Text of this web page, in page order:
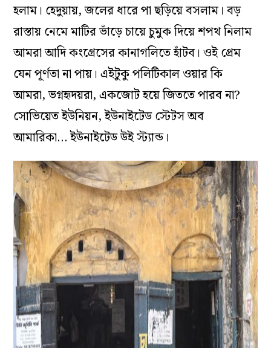
হলাম। হেদুয়ায়, জলের ধারে পা ছড়িয়ে বসলাম। বড়
রাস্তায় নেমে মাটির ভাঁড়ে চায়ে চুমুক দিয়ে শপথ নিলাম
আমরা আদি কংগ্রেসের কানাগলিতে হাঁটব। ওই প্রেম
যেন পূর্ণতা না পায়। এইটুকু পলিটিকাল ওয়ার কি
আমরা, ভগ্নহৃদয়রা, একজোট হয়ে জিততে পারব না?
সোভিয়েত ইউনিয়ন, ইউনাইটেড স্টেটস অব
আমারিকা… ইউনাইটেড উই স্ট্যান্ড।